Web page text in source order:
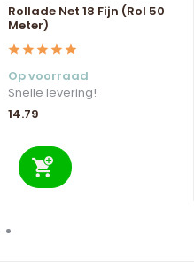
Rollade Net 18 Fijn (Rol 50
Meter)
Op voorraad
Snelle levering!
14.79